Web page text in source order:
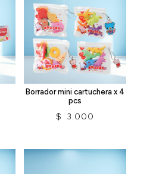
Borrador mini cartuchera x 4
pcs
$ 3.000